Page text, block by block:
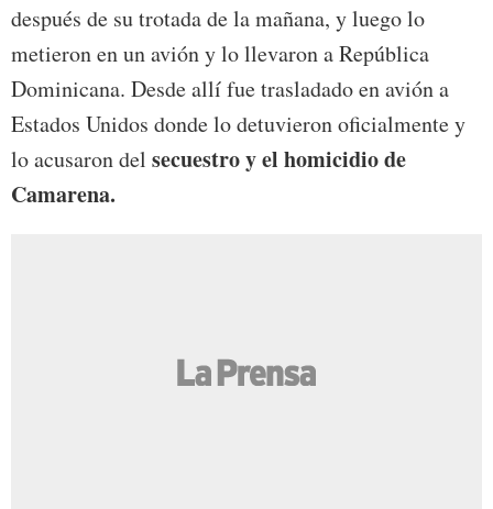
después de su trotada de la mañana, y luego lo
metieron en un avión y lo llevaron a República
Dominicana. Desde allí fue trasladado en avión a
Estados Unidos donde lo detuvieron oficialmente y
lo acusaron del secuestro y el homicidio de
Camarena.